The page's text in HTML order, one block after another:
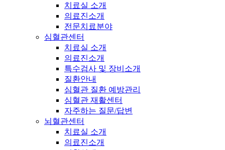
치료실 소개
의료진소개
전문치료분야
심혈관센터
치료실 소개
의료진소개
특수검사 및 장비소개
질환안내
심혈관 질환 예방관리
심혈관 재활센터
자주하는 질문/답변
뇌혈관센터
치료실 소개
의료진소개